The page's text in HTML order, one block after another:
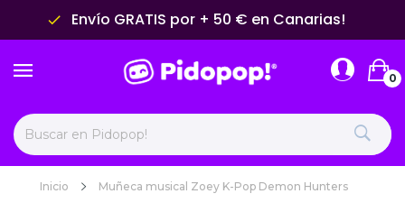
done Envío GRATIS por + 50 € en Canarias!
0
Inicio Muñeca musical Zoey K-Pop Demon Hunters